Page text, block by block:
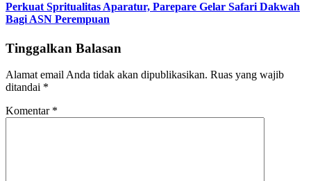
Perkuat Spritualitas Aparatur, Parepare Gelar Safari Dakwah
Bagi ASN Perempuan
Tinggalkan Balasan
Alamat email Anda tidak akan dipublikasikan. Ruas yang wajib
ditandai *
Komentar *